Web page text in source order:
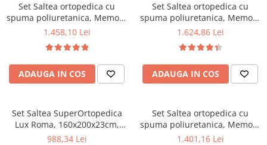
Set Saltea ortopedica cu
spuma poliuretanica, Memory
Foam 5 cm Paris,
sistem de aerisire perimetral
Saltex plus 2 perne matlasate
microfibra 50x70cm, lavabile
la 60°C
1.458,10 Lei
ADAUGA IN COS
Set Saltea ortopedica cu
spuma poliuretanica, Memory
Foam 5 cm Paris,
sistem de aerisire perimetral
Saltex plus 2 perne matlasate
microfibra 50x70cm, lavabile
la 60°C
1.624,86 Lei
ADAUGA IN COS
Set Saltea SuperOrtopedica
Lux Roma, 160x200x23cm,
fermitate tare, cu plasa arcuri
988,34 Lei
Set Saltea ortopedica cu
spuma poliuretanica, Memory
Foam 5 cm Paris,
1.401,16 Lei